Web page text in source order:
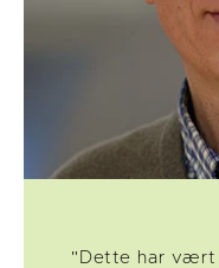
"Dette har vært